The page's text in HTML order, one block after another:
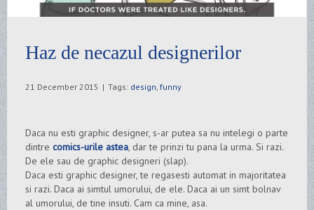
Haz de necazul designerilor
21 December 2015 | Tags: design funny
Daca nu esti graphic designer, s-ar putea sa nu intelegi o parte
dintre comics-urile astea, dar te prinzi tu pana la urma. Si razi.
De ele sau de graphic designeri (slap).
Daca esti graphic designer, te regasesti automat in majoritatea
si razi. Daca ai simtul umorului, de ele. Daca ai un simt bolnav
al umorului, de tine insuti. Cam ca mine, asa.